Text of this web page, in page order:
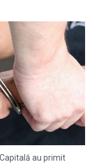
au primit